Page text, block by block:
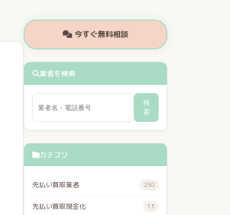
今すぐ無料相談
業者を検索
検
索
カテゴリ
先払い買取業者 250
先払い買取現金化 13